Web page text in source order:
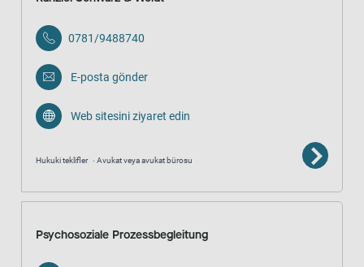
0781/9488740
E-posta gönder
Web sitesini ziyaret edin
Hukuki teklifler Avukat veya avukat bürosu
Psychosoziale Prozessbegleitung